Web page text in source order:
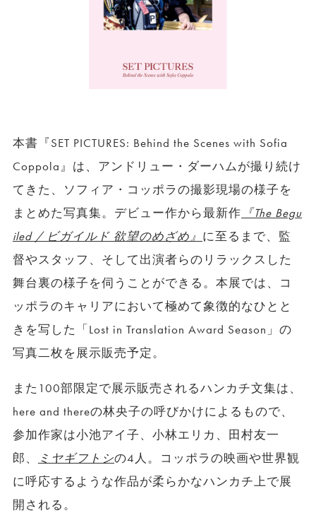
本書『SET PICTURES: Behind the Scenes with Sofia
Coppola』は、アンドリュー・ダーハムが撮り続け
てきた、ソフィア・コッポラの撮影現場の様子を
まとめた写真集。デビュー作から最新作 『The Begu
iled / ビガイルド 欲望のめざめ』 に至るまで、監
督やスタッフ、そして出演者らのリラックスした
舞台裏の様子を伺うことができる。本展では、コ
ッポラのキャリアにおいて極めて象徴的なひとと
きを写した「Lost in Translation Award Season」の
写真二枚を展示販売予定。
また100部限定で展示販売されるハンカチ文集は、
here and thereの林央子の呼びかけによるもので、
参加作家は小池アイ子、小林エリカ、田村友一
郎、
ミヤギフトシの4人。コッポラの映画や世界観
に呼応するような作品が柔らかなハンカチ上で展
開される。